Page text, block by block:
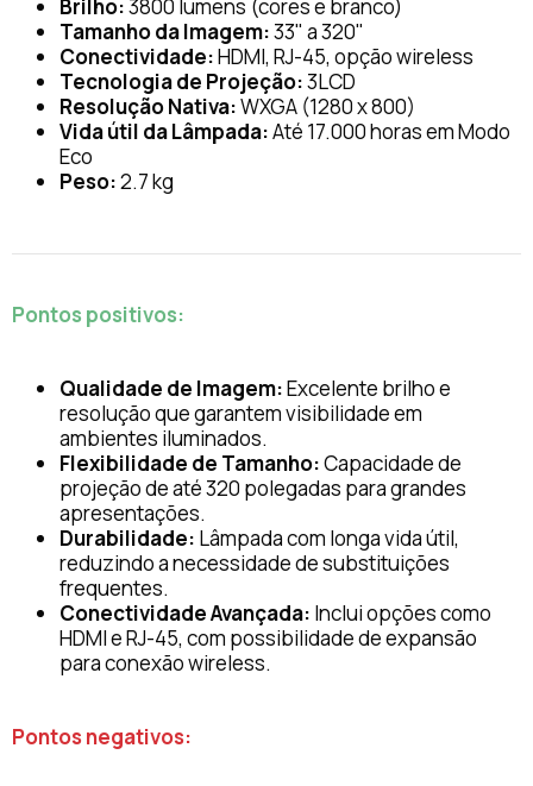
Brilho:3800 lumens (cores e branco)
Tamanho da Imagem:33" a 320"
Conectividade:HDMI, RJ-45, opção wireless
Tecnologia de Projeção:3LCD
Resolução Nativa:WXGA (1280 x 800)
Vida útil da Lâmpada:Até 17.000 horas em Modo
Eco
Peso:2.7 kg
Pontos positivos:
Qualidade de Imagem:Excelente brilho e
resolução que garantem visibilidade em
ambientes iluminados.
Flexibilidade de Tamanho:Capacidade de
projeção de até 320 polegadas para grandes
apresentações.
Durabilidade: Lâmpada com longa vida útil,
reduzindo a necessidade de substituições
frequentes.
Conectividade Avançada: Inclui opções como
HDMI e RJ-45, com possibilidade de expansão
para conexão wireless.
Pontos negativos: